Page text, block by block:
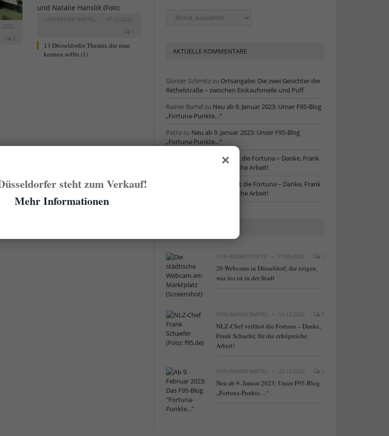
0
VON RAINER BARTEL
07.12.2022
1
13 Düsseldorfer Theater, die man
kennen sollte (1)
Ältere
AKTUELLE KOMMENTARE
Günter Schmitzzu Ortsangabe: Die zwei Gesichter der
Rethelstraße – zwischen Einkaufsmeile und Puff
Rainer Bartel zu Neu ab 9. Januar 2023: Unser F95-Blog
„Fortuna-Punkte…“
Petra zu Neu ab 9. Januar 2023: Unser F95-Blog
„Fortuna-Punkte…“
NLZ-Chef verlässt die Fortuna – Danke, Frank
Schaefer, für die erfolgreiche Arbeit!
NLZ-Chef verlässt die Fortuna – Danke, Frank
Schaefer, für die erfolgreiche Arbeit!
VON REDAKTION TD 17.09.2020 1
20 Webcams in Düsseldorf, die zeigen,
was los ist in der Stadt
VON RAINER BARTEL 10.12.2022 5
NLZ-Chef verlässt die Fortuna – Danke,
Frank Schaefer, für die erfolgreiche
Arbeit!
VON RAINER BARTEL 22.12.2022 2
Neu ab 9. Januar 2023: Unser F95-Blog
„Fortuna-Punkte…“
×
steht zum Verkauf!
Mehr Informationen